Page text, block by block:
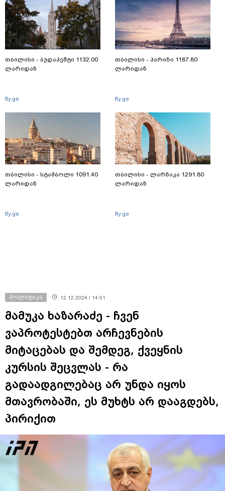
თბილისი - ბუდაპეშტი 1132.00
ლარიდან
fly.ge
თბილისი - სტამბოლი 1091.40
ლარიდან
fly.ge
თბილისი - პარიზი 1187.80
ლარიდან
fly.ge
თბილისი - ლარნაკა 1291.80
ლარიდან
fly.ge
პოლიტიკა 12.12.2024 / 14:51
მამუკა ხაზარაძე - ჩვენ
ვაპროტესტებთ არჩევნების
მიტაცებას და შემდეგ, ქვეყნის
კურსის შეცვლას - რა
გადაადგილებაც არ უნდა იყოს
მთავრობაში, ეს მუხტს არ დააგდებს,
პირიქით